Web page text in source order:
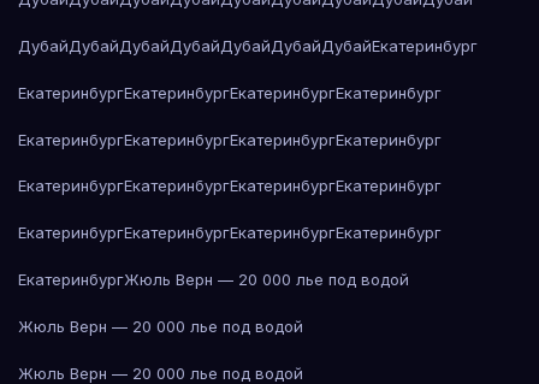
ДубайДубайДубайДубайДубайДубайДубайЕкатеринбург
ЕкатеринбургЕкатеринбургЕкатеринбургЕкатеринбург
ЕкатеринбургЕкатеринбургЕкатеринбургЕкатеринбург
ЕкатеринбургЕкатеринбургЕкатеринбургЕкатеринбург
ЕкатеринбургЕкатеринбургЕкатеринбургЕкатеринбург
ЕкатеринбургЖюль Верн — 20 000 лье под водой
Жюль Верн — 20 000 лье под водой
Жюль Верн — 20 000 лье под водой